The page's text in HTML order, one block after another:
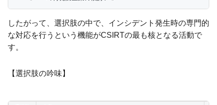
したがって、選択肢の中で、インシデント発生時の専門的
な対応を行うという機能がCSIRTの最も核となる活動で
す。
【選択肢の吟味】